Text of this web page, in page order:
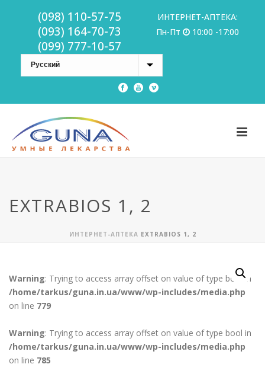
(098) 110-57-75
(093) 164-70-73
(099) 777-10-57
ИНТЕРНЕТ-АПТЕКА:
Пн-Пт
10:00 -17:00
EXTRABIOS 1, 2
ИНТЕРНЕТ-АПТЕКА EXTRABIOS 1, 2
Warning: Trying to access array offset on value of type bool in
/home/tarkus/guna.in.ua/www/wp-includes/media.php
on line 779
Warning: Trying to access array offset on value of type bool in
/home/tarkus/guna.in.ua/www/wp-includes/media.php
on line 785